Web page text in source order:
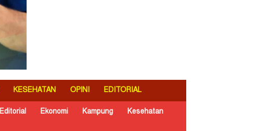
KESEHATAN OPINI EDITORIAL
Editorial Ekonomi Kampung Kesehatan